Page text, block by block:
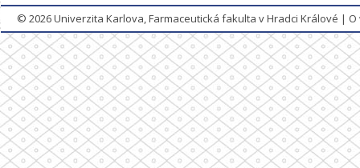
© 2026Univerzita Karlova, Farmaceutická fakulta v Hradci Králové |